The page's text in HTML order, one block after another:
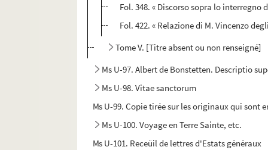
Fol. 348. « Discorso sopra lo interregno
Fol. 422. « Relazione di M. Vincenzo
Tome V. [Titre absent ou non renseigné]
Ms U-97. Albert de Bonstetten. Descriptio
Ms U-98. Vitae sanctorum
Ms U-99. Copie tirée sur les originaux qui sont
Ms U-100. Voyage en Terre Sainte, etc.
Ms U-101. Receüil de lettres d'Estats généraux